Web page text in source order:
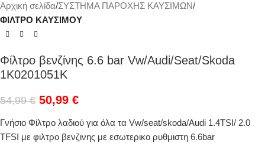
Αρχική σελίδα ΣΥΣΤΗΜΑ ΠΑΡΟΧΗΣ ΚΑΥΣΙΜΩΝ
ΦΙΛΤΡΟ ΚΑΥΣΙΜΟΥ
Φίλτρο βενζίνης 6.6 bar Vw/Audi/Seat/Skoda
1K0201051K
54,99€ 50,99 €
Γνήσιο Φίλτρο λαδιού για όλα τα Vw/seat/skoda/Audi 1.4TSI/ 2.0
TFSI με φιλτρο βενζινης με εσωτερικο ρυθμιστη 6.6bar